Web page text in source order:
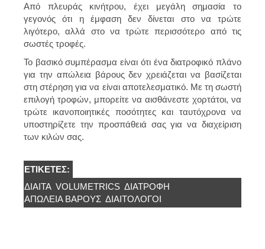
Από πλευράς κινήτρου, έχει μεγάλη σημασία το
γεγονός ότι η έμφαση δεν δίνεται στο να τρώτε
λιγότερο, αλλά στο να τρώτε περισσότερο από τις
σωστές τροφές.
Το βασικό συμπέρασμα είναι ότι ένα διατροφικό πλάνο
για την απώλεια βάρους δεν χρειάζεται να βασίζεται
στη στέρηση για να είναι αποτελεσματικό. Με τη σωστή
επιλογή τροφών, μπορείτε να αισθάνεστε χορτάτοι, να
τρώτε ικανοποιητικές ποσότητες και ταυτόχρονα να
υποστηρίζετε την προσπάθειά σας για να διαχείριση
των κιλών σας.
ΕΤΙΚΈΤΕΣ:
ΔΊΑΙΤΑ VOLUMETRICS ΔΙΑΤΡΟΦΉ
ΑΠΏΛΕΙΑ ΒΆΡΟΥΣ ΔΙΑΙΤΟΛΌΓΟΙ